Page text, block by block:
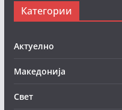
Категории
Актуелно
Македонија
Свет